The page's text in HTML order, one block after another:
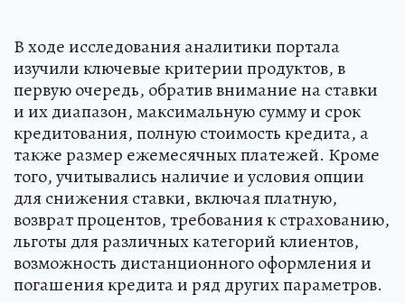
В ходе исследования аналитики портала
изучили ключевые критерии продуктов, в
первую очередь, обратив внимание на ставки
и их диапазон, максимальную сумму и срок
кредитования, полную стоимость кредита, а
также размер ежемесячных платежей. Кроме
того, учитывались наличие и условия опции
для снижения ставки, включая платную,
возврат процентов, требования к страхованию,
льготы для различных категорий клиентов,
возможность дистанционного оформления и
погашения кредита и ряд других параметров.